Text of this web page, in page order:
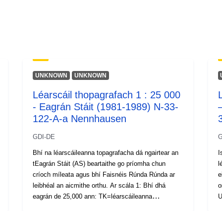
UNKNOWN UNKNOWN
Léarscáil thopagrafach 1 : 25 000
- Eagrán Stáit (1981-1989) N-33-
122-A-a Nennhausen
GDI-DE
Bhí na léarscáileanna topagrafacha dá ngairtear an
tEagrán Stáit (AS) beartaithe go príomha chun
críoch míleata agus bhí Faisnéis Rúnda Rúnda ar
leibhéal an aicmithe orthu. Ar scála 1: Bhí dhá
eagrán de 25,000 ann: TK=léarscáileanna